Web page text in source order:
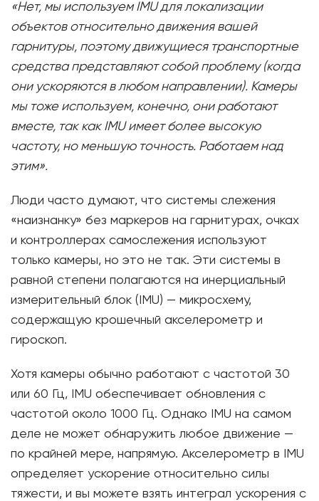
«Нет, мы используем IMU для локализации
объектов относительно движения вашей
гарнитуры, поэтому движущиеся транспортные
средства представляют собой проблему (когда
они ускоряются в любом направлении). Камеры
мы тоже используем, конечно, они работают
вместе, так как IMU имеет более высокую
частоту, но меньшую точность. Работаем над
этим».
Люди часто думают, что системы слежения
«наизнанку» без маркеров на гарнитурах, очках
и контроллерах самослежения используют
только камеры, но это не так. Эти системы в
равной степени полагаются на инерциальный
измерительный блок (IMU) — микросхему,
содержащую крошечный акселерометр и
гироскоп.
Хотя камеры обычно работают с частотой 30
или 60 Гц, IMU обеспечивает обновления с
частотой около 1000 Гц. Однако IMU на самом
деле не может обнаружить любое движение —
по крайней мере, напрямую. Акселерометр в IMU
определяет ускорение относительно силы
тяжести, и вы можете взять интеграл ускорения с